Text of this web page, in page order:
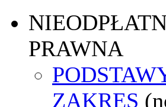
PRAWNA
ZAKRES